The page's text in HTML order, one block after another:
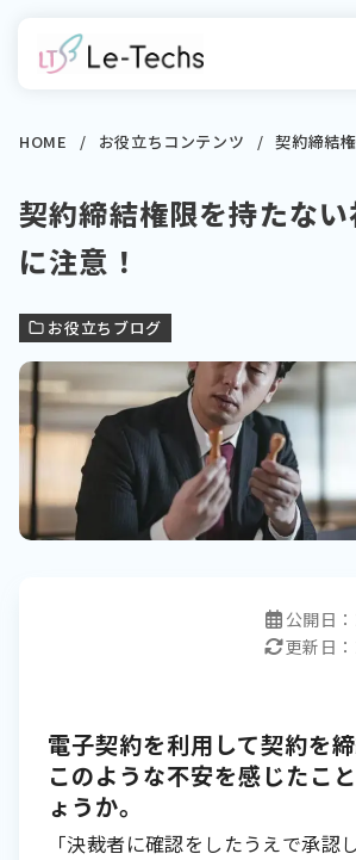
HOME お役立ちコンテンツ 契約締結権限を
契約締結権限を持たな
に注意！
お役立ちブログ
公開日：
更新日：
電子契約を利用して契約を締
このような不安を感じたこ
ょうか。
「決裁者に確認をしたうえで承認